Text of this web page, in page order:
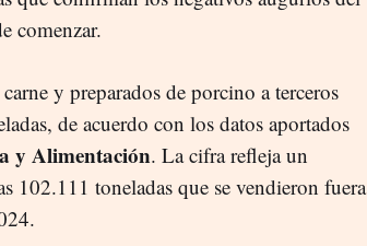
comenzar.
y preparados de porcino a terceros
de acuerdo con los datos aportados
y Alimentación. La cifra refleja un
102.111 toneladas que se vendieron fuera